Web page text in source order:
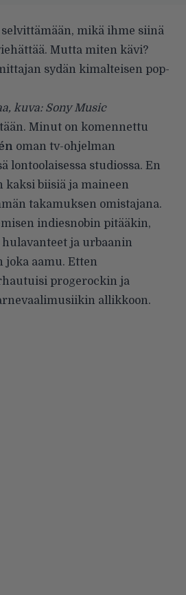
mikä ihme siinä
Mutta miten kävi?
sydän kimalteisen pop-
kuva: Sony Music
Minut on komennettu
oman tv-ohjelman
lontoolaisessa studiossa. En
biisiä ja maineen
takamuksen omistajana.
indiesnobin pitääkin,
ja urbaanin
joka aamu. Etten
progerockin ja
allikkoon.